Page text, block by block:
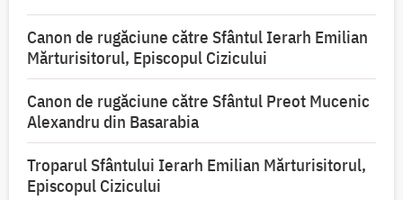
Canon de rugăciune către Sfântul Ierarh Emilian
Mărturisitorul, Episcopul Cizicului
Canon de rugăciune către Sfântul Preot Mucenic
Alexandru din Basarabia
Troparul Sfântului Ierarh Emilian Mărturisitorul,
Episcopul Cizicului